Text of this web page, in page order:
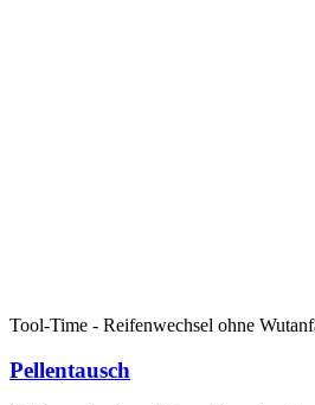
Tool-Time - Reifenwechsel ohne
Pellentausch